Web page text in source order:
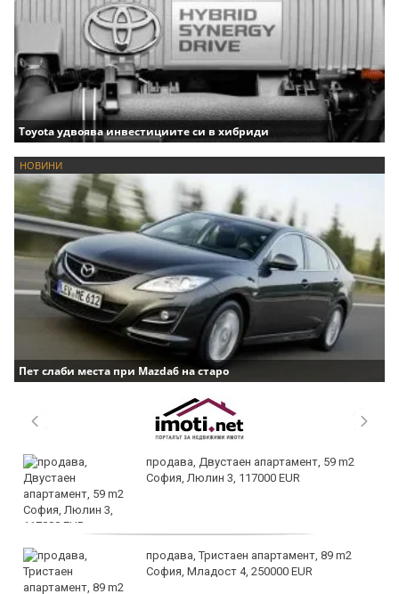
Toyota удвоява инвестициите си в хибриди
НОВИНИ
Пет слаби места при Mazda6 на старо
продава, Двустаен апартамент, 59 m2
София, Люлин 3, 117000 EUR
продава, Тристаен апартамент, 89 m2
София, Младост 4, 250000 EUR